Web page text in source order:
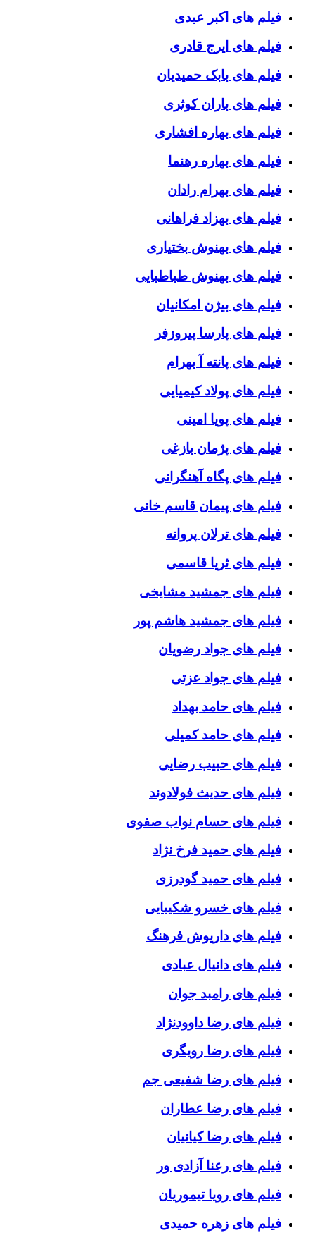
فیلم های اکبر عبدی
فیلم های ایرج قادری
فیلم های بابک حمیدیان
فیلم های باران کوثری
فیلم های بهاره افشاری
فیلم های بهاره رهنما
فیلم های بهرام رادان
فیلم های بهزاد فراهانی
فیلم های بهنوش بختیاری
فیلم های بهنوش طباطبایی
فیلم های بیژن امکانیان
فیلم های پارسا پیروزفر
فیلم های پانته آ بهرام
فیلم های پولاد کیمیایی
فیلم های پویا امینی
فیلم های پژمان بازغی
فیلم های پگاه آهنگرانی
فیلم های پیمان قاسم خانی
فیلم های ترلان پروانه
فیلم های ثریا قاسمی
فیلم های جمشید مشایخی
فیلم های جمشید هاشم پور
فیلم های جواد رضویان
فیلم های جواد عزتی
فیلم های حامد بهداد
فیلم های حامد کمیلی
فیلم های حبیب رضایی
فیلم های حدیث فولادوند
فیلم های حسام نواب صفوی
فیلم های حمید فرخ نژاد
فیلم های حمید گودرزی
فیلم های خسرو شکیبایی
فیلم های داریوش فرهنگ
فیلم های دانیال عبادی
فیلم های رامبد جوان
فیلم های رضا داوودنژاد
فیلم های رضا رویگری
فیلم های رضا شفیعی جم
فیلم های رضا عطاران
فیلم های رضا کیانیان
فیلم های رعنا آزادی ور
فیلم های رویا تیموریان
فیلم های زهره حمیدی